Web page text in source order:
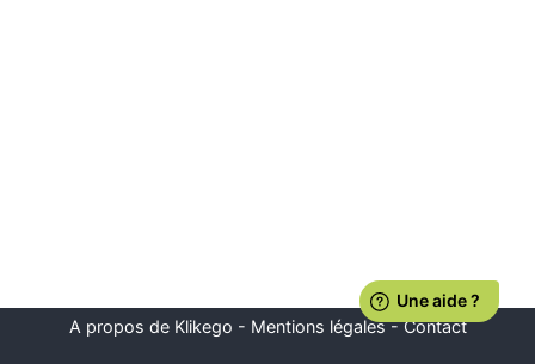
A propos de Klikego - Mentions légales-Contact